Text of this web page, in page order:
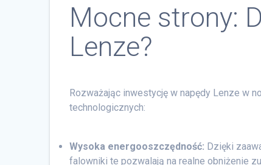
Mocne strony:
Lenze?
Rozważając inwestycję w napędy Lenze w
technologicznych:
Wysoka energooszczędność: Dzięki
falowniki te pozwalają na realne obniżenie